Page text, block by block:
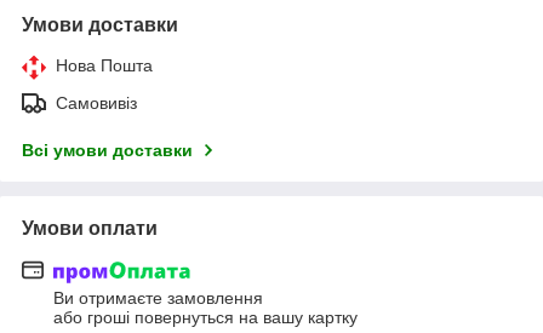
Умови доставки
Нова Пошта
Самовивіз
Всі умови доставки
Умови оплати
Ви отримаєте замовлення
або гроші повернуться на вашу картку